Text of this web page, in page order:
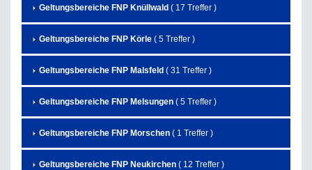
Geltungsbereiche FNP Knüllwald ( 17 Treffer )
Geltungsbereiche FNP Körle ( 5 Treffer )
Geltungsbereiche FNP Malsfeld ( 31 Treffer )
Geltungsbereiche FNP Melsungen ( 5 Treffer )
Geltungsbereiche FNP Morschen ( 1 Treffer )
Geltungsbereiche FNP Neukirchen ( 12 Treffer )